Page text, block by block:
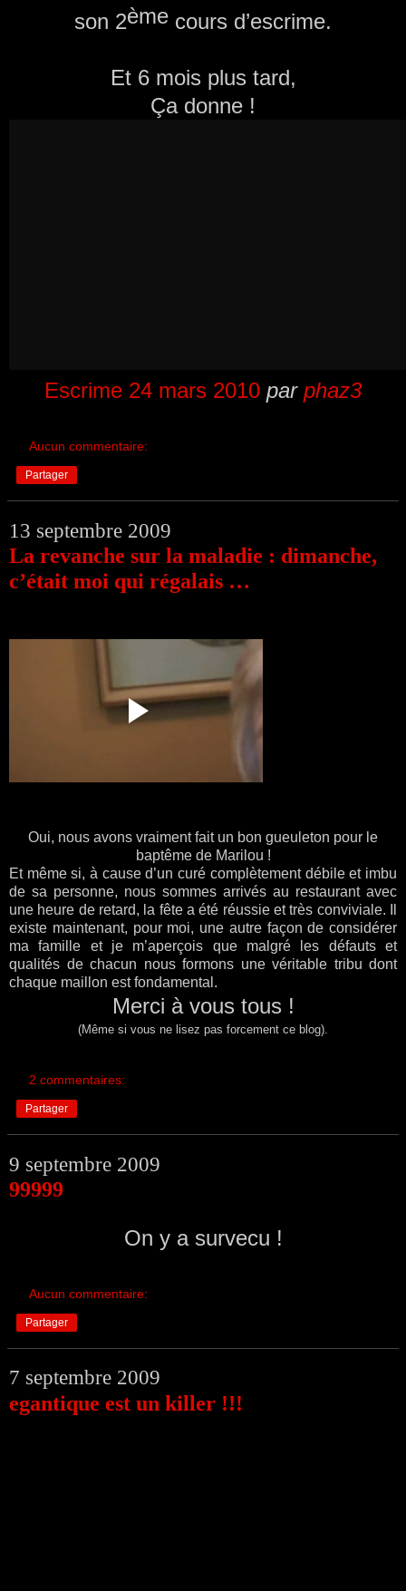
son 2ème cours d’escrime.
Et 6 mois plus tard,
Ça donne !
Escrime 24 mars 2010 par phaz3
Aucun commentaire:
Partager
13 septembre 2009
La revanche sur la maladie : dimanche,
c’était moi qui régalais …
Oui, nous avons vraiment fait un bon gueuleton pour le
baptême de Marilou !
Et même si, à cause d’un curé complètement débile et imbu
de sa personne, nous sommes arrivés au restaurant avec
une heure de retard, la fête a été réussie et très conviviale. Il
existe maintenant, pour moi, une autre façon de considérer
ma famille et je m’aperçois que malgré les défauts et
qualités de chacun nous formons une véritable tribu dont
chaque maillon est fondamental.
Merci à vous tous !
(Même si vous ne lisez pas forcement ce blog).
2 commentaires:
Partager
9 septembre 2009
99999
On y a survecu !
Aucun commentaire:
Partager
7 septembre 2009
egantique est un killer !!!